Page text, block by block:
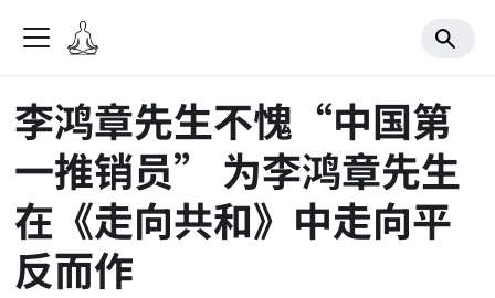
李鸿章先生不愧“中国第
一推销员” 为李鸿章先生
在《走向共和》中走向平
反而作